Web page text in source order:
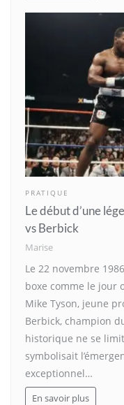
PRATIQUE
Le début d’une
vs Berbick
Marise
Le 22 novembre
boxe comme le jour
Mike Tyson, jeune
Berbick, champion
historique ne se
symbolisait
exceptionnel…
En savoir plus